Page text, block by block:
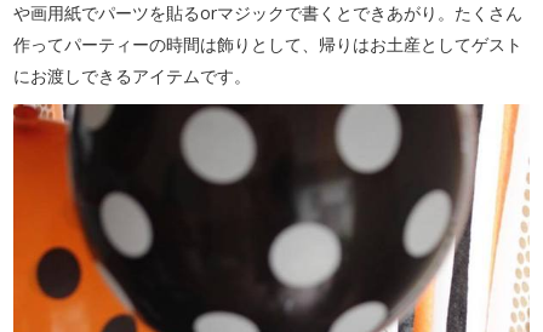
や画用紙でパーツを貼るorマジックで書くとできあがり。たくさん
作ってパーティーの時間は飾りとして、帰りはお土産としてゲスト
にお渡しできるアイテムです。